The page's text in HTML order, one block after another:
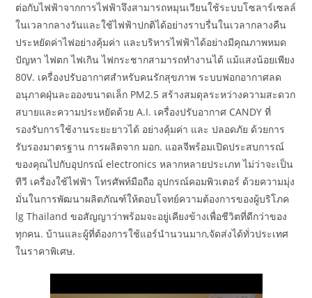
ต่อกับไฟฟ้าจากการไฟฟ้าจึงสามารถหมุนเวียนใช้ระบบโซลาร์เซลล์
ในเวลากลางวันและใช้ไฟฟ้าปกติได้อย่างราบรื่นในเวลากลางคืน
ประหยัดค่าไฟอย่างคุ้มค่า และบริหารไฟฟ้าได้อย่างมีคุณภาพหมด
ปัญหา ไฟตก ไฟเกิน ไฟกระชากสามารถทำงานได้ แม้แสงน้อยเพียง
80V. เครื่องปรับอากาศสำหรับคนรักสุขภาพ ระบบฟอกอากาศลด
อนุภาคฝุ่นละอองขนาดเล็ก PM2.5 สร้างสมดุลระหว่างความสะดวก
สบายและความประหยัดด้วย A.I. เครื่องปรับอากาศ CANDY ที่
รองรับการใช้งานระยะยาวได้ อย่างคุ้มค่า และ ปลอดภัย ด้วยการ
รับรองมาตรฐาน การผลิตจาก มอก. แอลจีพร้อมเปิดประสบการณ์
ของคุณไปกับอุปกรณ์ electronics หลากหลายประเภท ไม่ว่าจะเป็น
ทีวี เครื่องใช้ไฟฟ้า โทรศัพท์มือถือ อุปกรณ์คอมพิวเตอร์ ด้วยความมุ่ง
มั่นในการพัฒนาผลิตภัณฑ์ให้ตอบโจทย์ความต้องการของผู้บริโภค
lg Thailand ขอสัญญาว่าพร้อมจะอยู่เคียงข้างเพื่อชีวิตที่ดีกว่าของ
ทุกคน. บ้านและผู้ที่ต้องการใช้แอร์นำนวนมาก,จัดส่งได้ทั่วประเทศ
ในราคาพิเศษ.